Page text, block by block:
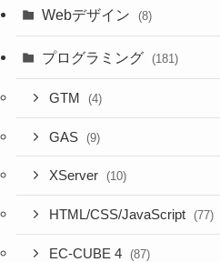
Webデザイン (8)
プログラミング (181)
GTM (4)
GAS (9)
XServer (10)
HTML/CSS/JavaScript (77)
EC-CUBE 4 (87)